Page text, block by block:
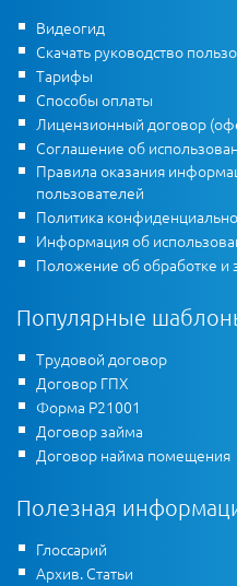
Видеогид
Скачать руководство
Тарифы
Способы оплаты
Лицензионный договор
Соглашение об
Правила оказания
пользователей
Политика
Информация об
Положение об обработке и
Популярные
Трудовой договор
Договор ГПХ
Форма Р21001
Договор займа
Договор найма помещения
Полезная
Глоссарий
Архив. Статьи